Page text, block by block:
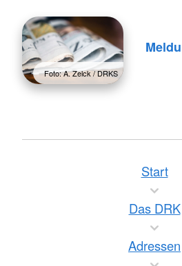
Foto: A. Zelck / DRKS
Start
Das DRK
Adressen